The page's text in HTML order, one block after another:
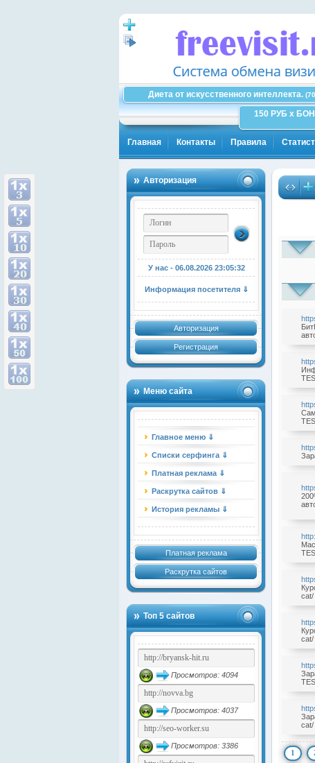
Диета от искусственного интеллекта.
150 РУБ x
Главная Контакты Правила
Авторизация
У нас - 06.08.2026 23:05:33
Информация посетителя ⇓
Авторизация
Регистрация
Меню сайта
Главное меню ⇓
Списки серфинга ⇓
Платная реклама ⇓
Раскрутка сайтов ⇓
История рекламы ⇓
Платная реклама
Раскрутка сайтов
Топ 5 сайтов
Просмотров: 4094
Просмотров: 4037
Просмотров: 3386
cat/
cat/
cat/
1